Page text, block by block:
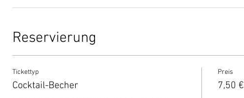
Reservierung
Tickettyp
Cocktail-Becher
Preis
7,50 €